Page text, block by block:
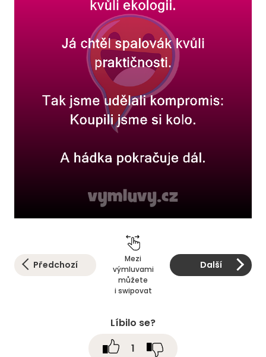
Předchozí
Mezi
výmluvami
můžete
i swipovat
Další
Líbilo se?
1